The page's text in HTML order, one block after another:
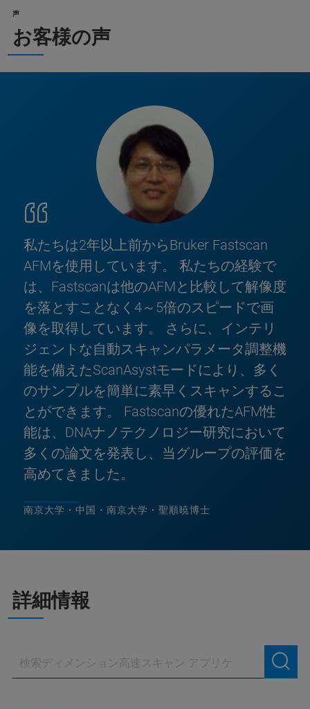
声
お客様の声
私たちは2年以上前からBruker Fastscan
AFMを使用しています。 私たちの経験で
は、Fastscanは他のAFMと比較して解像度
を落とすことなく4～5倍のスピードで画
像を取得しています。 さらに、インテリ
ジェントな自動スキャンパラメータ調整機
能を備えたScanAsystモードにより、多く
のサンプルを簡単に素早くスキャンするこ
とができます。 Fastscanの優れたAFM性
能は、DNAナノテクノロジー研究において
多くの論文を発表し、当グループの評価を
高めてきました。
南京大学・中国・南京大学・聖順暁博士
詳細情報